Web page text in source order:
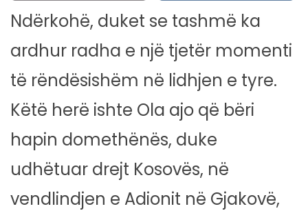
Ndërkohë, duket se tashmë ka
ardhur radha e një tjetër momenti
të rëndësishëm në lidhjen e tyre.
Këtë herë ishte Ola ajo që bëri
hapin domethënës, duke
udhëtuar drejt Kosovës, në
vendlindjen e Adionit në Gjakovë,